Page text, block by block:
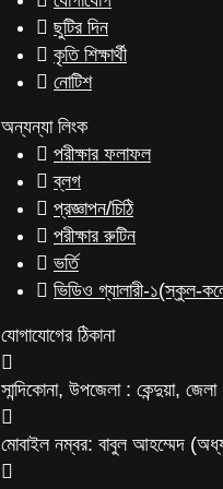
ছুটির দিন
কৃতি শিক্ষার্থী
নোটিশ
অন্যন্যা লিংক
পরীক্ষার ফলাফল
ব্লগ
প্রজ্ঞাপন/চিঠি
পরীক্ষার রুটিন
ভর্তি
ভিডিও গ্যালারী-১(স্কুল-
যোগাযোগের ঠিকানা
সান্দিকোনা, উপজেলা : কেন্দুয়া,
মোবাইল নম্বর: বাবুল আহম্মেদ